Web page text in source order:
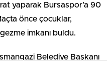
yaparak Bursaspor’a 90
önce çocuklar,
imkanı buldu.
Belediye Başkanı